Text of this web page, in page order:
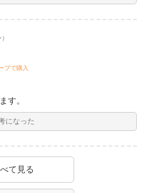
プで購入
す。
になった
て見る